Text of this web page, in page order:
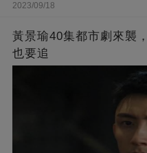
2023/09/18
黃景瑜40集都市劇來襲
也要追